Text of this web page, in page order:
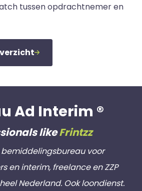
tussen opdrachtnemer en
Ad Interim ®
likeFrintzz
voor
en interim, freelance en ZZP
Nederland. Ook loondienst.